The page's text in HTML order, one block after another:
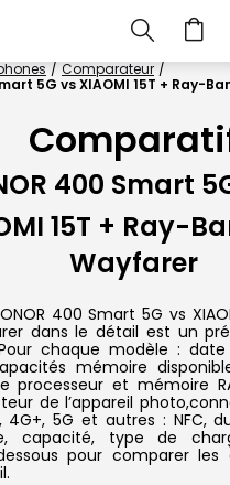
Comparateur
5G vs XIAOMI 15T + Ray-
400 Smart
15T + Ray-
Wayfarer
400 Smart 5G vs
dans le détail est un
chaque modèle :
mémoire
processeur et mémoire
de l’appareil
4G+, 5G et autres : NFC,
capacité, type de
pour comparer les